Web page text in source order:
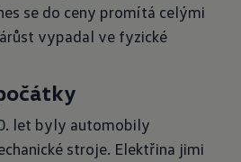
se do ceny promítá celými
vypadal ve fyzické
let byly automobily
stroje. Elektřina jimi